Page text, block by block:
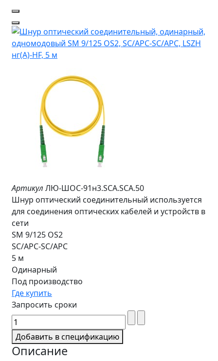
Артикул ЛЮ-ШОС-91н3.SCA.SCA.50
Шнур оптический соединительный используется
для соединения оптических кабелей и устройств в
сети
SM 9/125 OS2
SC/APC-SC/APC
5 м
Одинарный
Под производство
Где купить
Запросить сроки
Добавить в спецификацию
Описание